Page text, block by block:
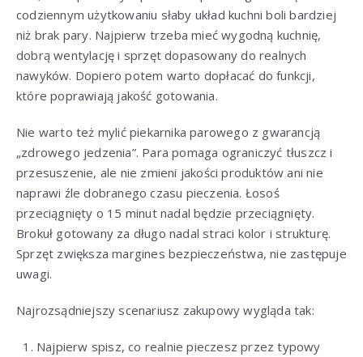
codziennym użytkowaniu słaby układ kuchni boli bardziej
niż brak pary. Najpierw trzeba mieć wygodną kuchnię,
dobrą wentylację i sprzęt dopasowany do realnych
nawyków. Dopiero potem warto dopłacać do funkcji,
które poprawiają jakość gotowania.
Nie warto też mylić piekarnika parowego z gwarancją
„zdrowego jedzenia”. Para pomaga ograniczyć tłuszcz i
przesuszenie, ale nie zmieni jakości produktów ani nie
naprawi źle dobranego czasu pieczenia. Łosoś
przeciągnięty o 15 minut nadal będzie przeciągnięty.
Brokuł gotowany za długo nadal straci kolor i strukturę.
Sprzęt zwiększa margines bezpieczeństwa, nie zastępuje
uwagi.
Najrozsądniejszy scenariusz zakupowy wygląda tak:
Najpierw spisz, co realnie pieczesz przez typowy